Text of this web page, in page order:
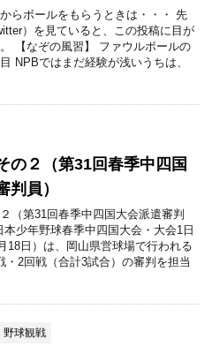
らボールをもらうときは・・・ 先
）を見ていると、この投稿に目が
【なぞの風習】 ファウルボールの
NPBではまだ経験が浅いうちは、
の２（第31回春季中四国
判員）
（第31回春季中四国大会派遣審判
本少年野球春季中四国大会・大会1日
18日）は、岡山県営球場で行われる
・2回戦（合計3試合）の審判を担当
野球観戦